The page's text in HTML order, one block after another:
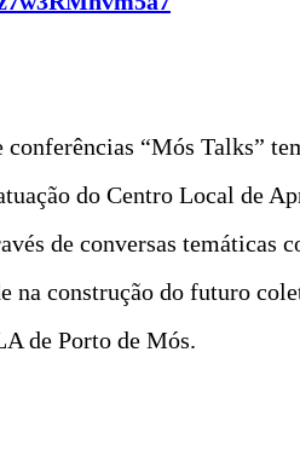
“Mós Talks”
do Centro Local de
de conversas temáticas
construção do futuro
de Porto de Mós.